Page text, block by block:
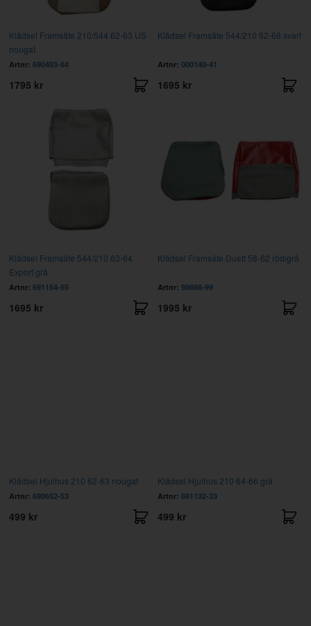
Klädsel Framsäte 210/544 62-63 US
nougat
Artnr: 690483-84
1795 kr
Klädsel Framsäte 544/210 62-68 svart
Artnr: 000140-41
1695 kr
Klädsel Framsäte 544/210 63-64
Export grå
Artnr: 691154-55
1695 kr
Klädsel Framsäte Duett 58-62 röd/grå
Artnr: 98698-99
1995 kr
Klädsel Hjulhus 210 62-63 nougat
Artnr: 690652-53
499 kr
Klädsel Hjulhus 210 64-66 grå
Artnr: 691132-33
499 kr